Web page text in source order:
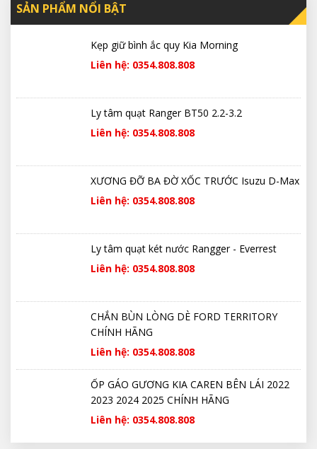
SẢN PHẨM NỔI BẬT
Kẹp giữ bình ắc quy Kia Morning
Liên hệ: 0354.808.808
Ly tâm quạt Ranger BT50 2.2-3.2
Liên hệ: 0354.808.808
XƯƠNG ĐỠ BA ĐỜ XỐC TRƯỚC Isuzu D-Max
Liên hệ: 0354.808.808
Ly tâm quạt két nước Rangger - Everrest
Liên hệ: 0354.808.808
CHẮN BÙN LÒNG DÈ FORD TERRITORY
CHÍNH HÃNG
Liên hệ: 0354.808.808
ỐP GÁO GƯƠNG KIA CAREN BÊN LÁI 2022
2023 2024 2025 CHÍNH HÃNG
Liên hệ: 0354.808.808